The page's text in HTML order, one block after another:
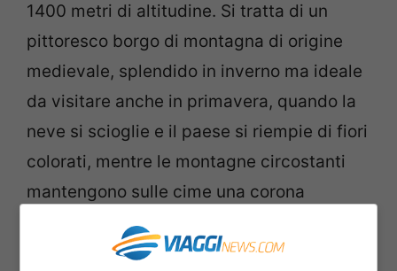
1400 metri di altitudine. Si tratta di un
pittoresco borgo di montagna di origine
medievale, splendido in inverno ma ideale
da visitare anche in primavera, quando la
neve si scioglie e il paese si riempie di fiori
colorati, mentre le montagne circostanti
mantengono sulle cime una corona
innevata. Da vedere le chiese di origine
medievale, rimaneggiate in epoca